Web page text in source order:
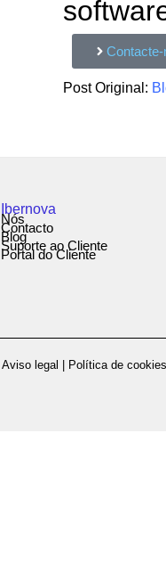
Contacte-
Post Original:
Ibernova
Nós
Contacto
Blog
Suporte ao Cliente
Portal do Cliente
Aviso legal Política de cookies